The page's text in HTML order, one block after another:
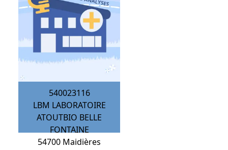
540023116
LBM LABORATOIRE
ATOUTBIO BELLE
FONTAINE
54700 Maidières